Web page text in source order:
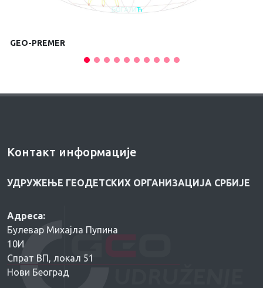
GEO-PREMER
Контакт информације
УДРУЖЕЊЕ ГЕОДЕТСКИХ ОРГАНИЗАЦИЈА СРБИЈЕ
Адреса:
Булевар Михајла Пупина
10И
Спрат ВП, локал 51
Нови Београд